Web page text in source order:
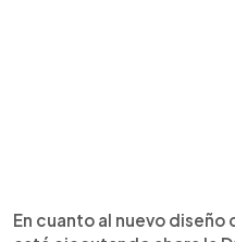
En cuanto al nuevo diseño